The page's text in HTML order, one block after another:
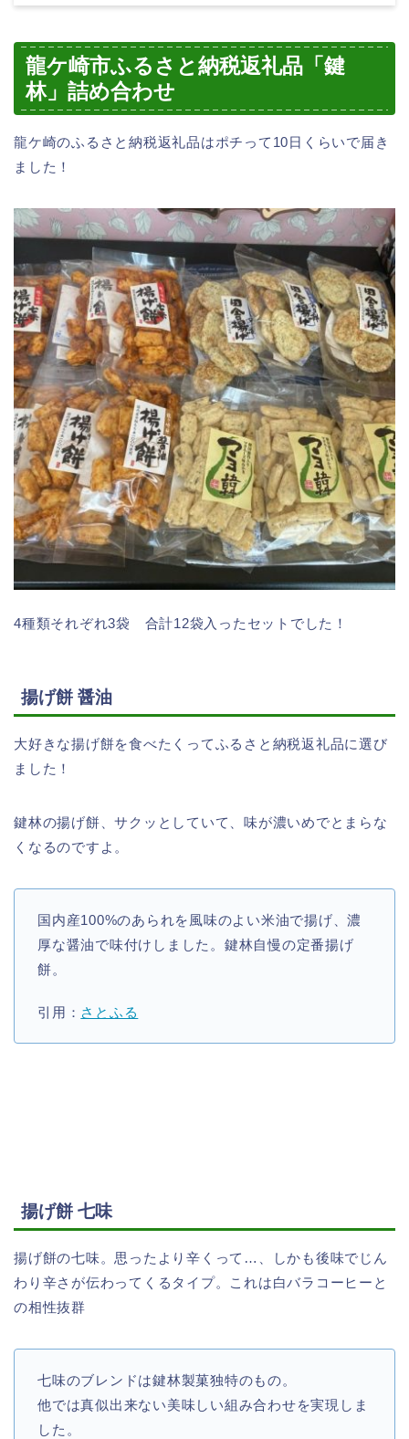
龍ケ崎市ふるさと納税返礼品「鍵
林」詰め合わせ
龍ケ崎のふるさと納税返礼品はポチって10日くらいで届き
ました！
4種類それぞれ3袋 合計12袋入ったセットでした！
揚げ餅 醤油
大好きな揚げ餅を食べたくってふるさと納税返礼品に選び
ました！
鍵林の揚げ餅、サクッとしていて、味が濃いめでとまらな
くなるのですよ。
国内産100%のあられを風味のよい米油で揚げ、濃
厚な醤油で味付けしました。鍵林自慢の定番揚げ
餅。
引用： さとふる
揚げ餅 七味
揚げ餅の七味。思ったより辛くって…、しかも後味でじん
わり辛さが伝わってくるタイプ。これは白バラコーヒーと
の相性抜群
七味のブレンドは鍵林製菓独特のもの。
他では真似出来ない美味しい組み合わせを実現しま
した。